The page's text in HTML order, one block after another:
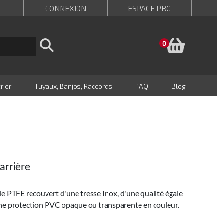
CONNEXION ESPACE PRO
0
Tuyaux, Banjos, Raccords FAQ Blog
PTFE recouvert d'une tresse Inox, d'une qualité égale
protection PVC opaque ou transparente en couleur.